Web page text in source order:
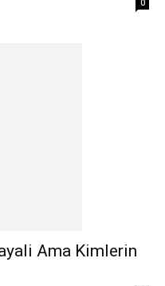
0
Ama Kimlerin